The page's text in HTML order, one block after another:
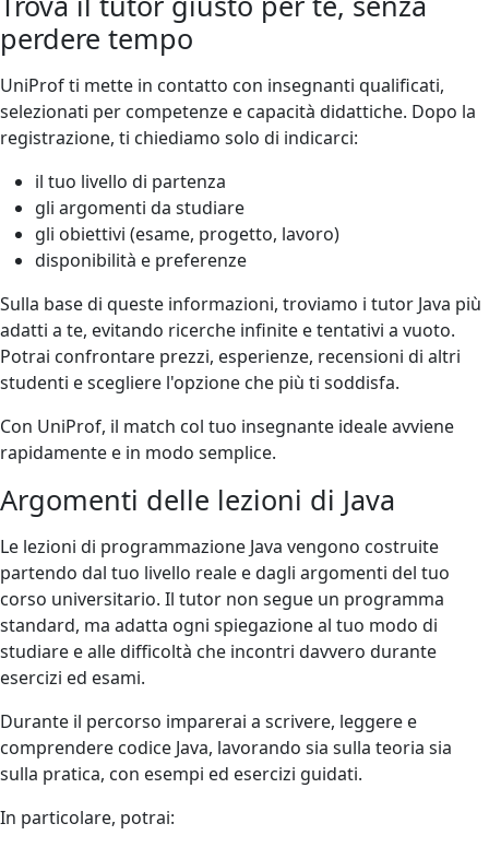
perdere tempo
UniProf ti mette in contatto con insegnanti qualificati,
selezionati per competenze e capacità didattiche. Dopo la
registrazione, ti chiediamo solo di indicarci:
il tuo livello di partenza
gli argomenti da studiare
gli obiettivi (esame, progetto, lavoro)
disponibilità e preferenze
Sulla base di queste informazioni, troviamo i tutor Java più
adatti a te, evitando ricerche infinite e tentativi a vuoto.
Potrai confrontare prezzi, esperienze, recensioni di altri
studenti e scegliere l'opzione che più ti soddisfa.
Con UniProf, il match col tuo insegnante ideale avviene
rapidamente e in modo semplice.
Argomenti delle lezioni di Java
Le lezioni di programmazione Java vengono costruite
partendo dal tuo livello reale e dagli argomenti del tuo
corso universitario. Il tutor non segue un programma
standard, ma adatta ogni spiegazione al tuo modo di
studiare e alle difficoltà che incontri davvero durante
esercizi ed esami.
Durante il percorso imparerai a scrivere, leggere e
comprendere codice Java, lavorando sia sulla teoria sia
sulla pratica, con esempi ed esercizi guidati.
In particolare, potrai: